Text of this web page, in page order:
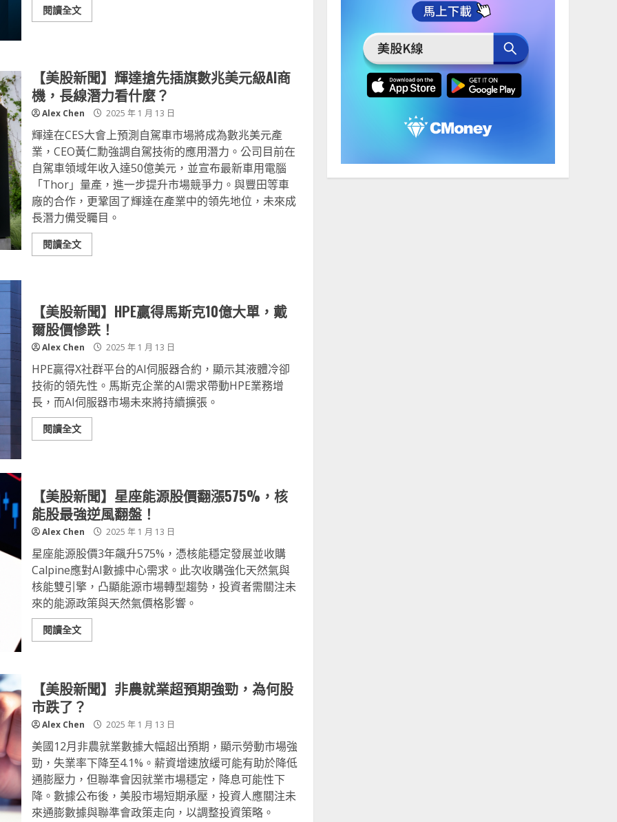
閱讀全文
【美股新聞】輝達搶先插旗數兆美元級AI商
機，長線潛力看什麼？
Alex Chen 2025 年 1 月 13 日
輝達在CES大會上預測自駕車市場將成為數兆美元產
業，CEO黃仁勳強調自駕技術的應用潛力。公司目前在
自駕車領域年收入達50億美元，並宣布最新車用電腦
「Thor」量產，進一步提升市場競爭力。與豐田等車
廠的合作，更鞏固了輝達在產業中的領先地位，未來成
長潛力備受矚目。
閱讀全文
【美股新聞】HPE贏得馬斯克10億大單，戴
爾股價慘跌！
Alex Chen 2025 年 1 月 13 日
HPE贏得X社群平台的AI伺服器合約，顯示其液體冷卻
技術的領先性。馬斯克企業的AI需求帶動HPE業務增
長，而AI伺服器市場未來將持續擴張。
閱讀全文
【美股新聞】星座能源股價翻漲575%，核
能股最強逆風翻盤！
Alex Chen 2025 年 1 月 13 日
星座能源股價3年飆升575%，憑核能穩定發展並收購
Calpine應對AI數據中心需求。此次收購強化天然氣與
核能雙引擎，凸顯能源市場轉型趨勢，投資者需關注未
來的能源政策與天然氣價格影響。
閱讀全文
【美股新聞】非農就業超預期強勁，為何股
市跌了？
Alex Chen 2025 年 1 月 13 日
美國12月非農就業數據大幅超出預期，顯示勞動市場強
勁，失業率下降至4.1%。薪資增速放緩可能有助於降低
通膨壓力，但聯準會因就業市場穩定，降息可能性下
降。數據公布後，美股市場短期承壓，投資人應關注未
來通膨數據與聯準會政策走向，以調整投資策略。